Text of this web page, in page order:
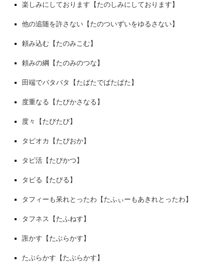
楽しみにしております【たのしみにしております】
他の追随を許さない【たのついずいをゆるさない】
頼み込む【たのみこむ】
頼みの綱【たのみのつな】
田端でバタバタ【たばたでばたばた】
度重なる【たびかさなる】
度々【たびたび】
タピオカ【たぴおか】
タピ活【たぴかつ】
タピる【たぴる】
タフィーも呆れとったわ【たふぃーもあきれとったわ】
タフネス【たふねす】
誑かす【たぶらかす】
たぶらかす【たぶらかす】